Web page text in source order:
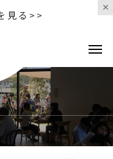
見る>>